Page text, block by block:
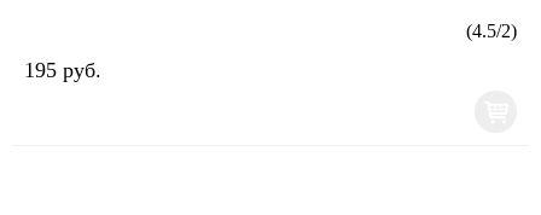
(4.5/2)
195 руб.